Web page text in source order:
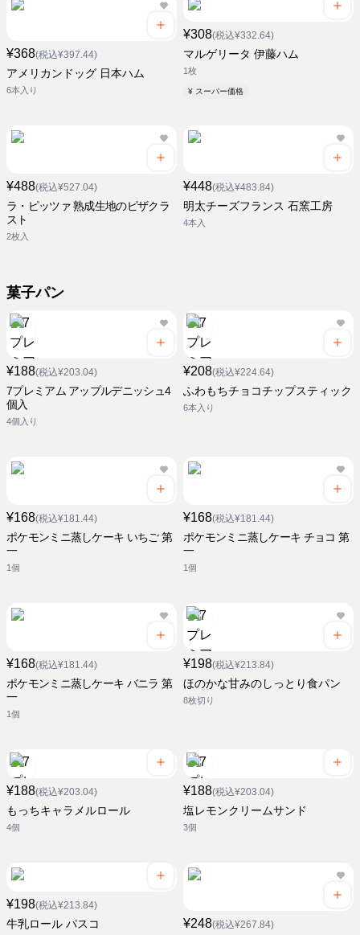
¥368(税込¥397.44)
アメリカンドッグ 日本ハム
6本入り
¥308(税込¥332.64)
マルゲリータ 伊藤ハム
1枚
¥ スーパー価格
¥488(税込¥527.04)
ラ・ピッツァ 熟成生地のピザクラ
スト
2枚入
¥448(税込¥483.84)
明太チーズフランス 石窯工房
4本入
菓子パン
¥188(税込¥203.04)
7プレミアム アップルデニッシュ4
個入
4個入り
¥208(税込¥224.64)
ふわもちチョコチップスティック
6本入り
¥168(税込¥181.44)
ポケモンミニ蒸しケーキ いちご 第
一
1個
¥168(税込¥181.44)
ポケモンミニ蒸しケーキ チョコ 第
一
1個
¥168(税込¥181.44)
ポケモンミニ蒸しケーキ バニラ 第
一
1個
¥198(税込¥213.84)
ほのかな甘みのしっとり食パン
8枚切り
¥188(税込¥203.04)
もっちキャラメルロール
4個
¥188(税込¥203.04)
塩レモンクリームサンド
3個
¥198(税込¥213.84)
牛乳ロール パスコ ¥248(税込¥267.84)